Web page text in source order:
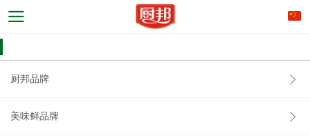
厨邦品牌
美味鲜品牌